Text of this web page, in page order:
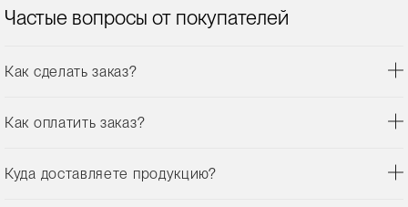
Частые вопросы от покупателей
Как сделать заказ?
Как оплатить заказ?
Куда доставляете продукцию?